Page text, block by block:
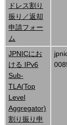
ドレス割り
振り／返却
申請フォー
ム
JPNICにお
ける IPv6
Sub-
TLA(Top
Level
Aggregator)
割り振り申